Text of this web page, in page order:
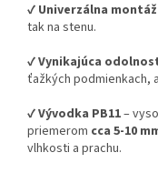
✔️ Univerzálna montáž
tak na stenu.
✔️Vynikajúca
ťažkých podmienkach,
✔️Vývodka PB11–
priemerom cca 5-10
vlhkosti a prachu.